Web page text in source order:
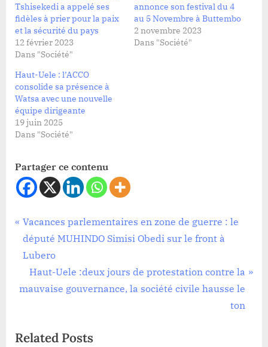
Tshisekedi a appelé ses
fidèles à prier pour la paix
et la sécurité du pays
12 février 2023
Dans "Société"
annonce son festival du 4
au 5 Novembre à Buttembo
2 novembre 2023
Dans "Société"
Haut-Uele : l’ACCO
consolide sa présence à
Watsa avec une nouvelle
équipe dirigeante
19 juin 2025
Dans "Société"
Partager ce contenu
Société
Navigation
de
l’article
P
r
e
i
s
Vacances parlementaires en zone de guerre : le
député MUHINDO Simisi Obedi sur le front à
Lubero
N
e
P
Haut-Uele :deux jours de protestation contre la
mauvaise gouvernance, la société civile hausse le
ton
Related Posts